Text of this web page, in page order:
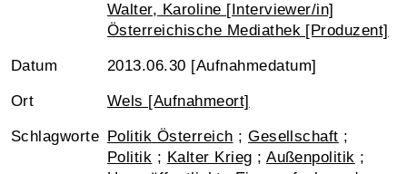
Walter, Karoline [Interviewer/in]
Österreichische Mediathek [Produzent]
Datum 2013.06.30 [Aufnahmedatum]
Ort Wels [Aufnahmeort]
Schlagworte Politik Österreich ;Gesellschaft ;
Politik ; Kalter Krieg ;Außenpolitik ;